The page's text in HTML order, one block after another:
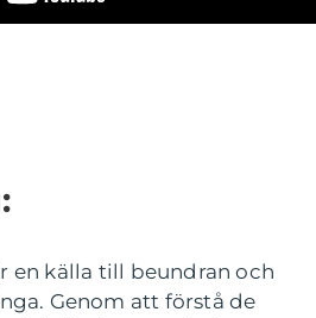
en källa till beundran och
Genom att förstå de